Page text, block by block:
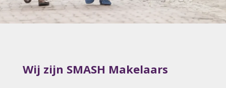
Wij zijn SMASH Makelaars